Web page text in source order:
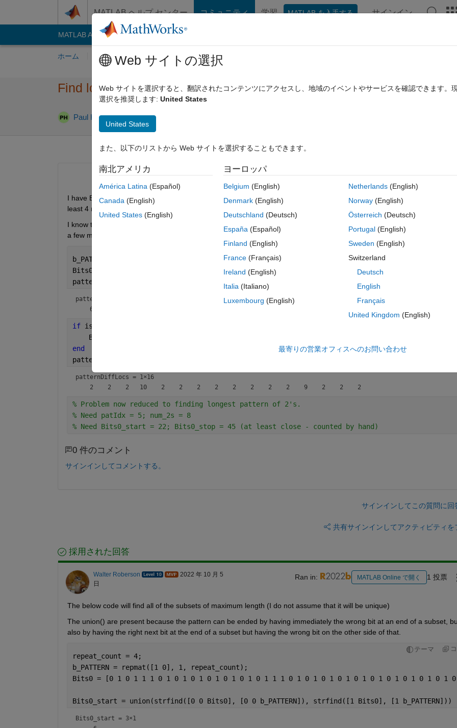
MATLAB ヘルプ センター コミュニティ 学習 MATLAB を入手する サインイン
MATLAB Answers File Exchange
ホーム 質問する 回答 閲覧 MATLAB に関する FAQ
Find longest pattern of [1 0] in array.
Paul Hoffrichter
Ran in: 0 投票
I have Bits0 array of 1's and 0's. I would like to get the start/stop indices of the largest sequence of 1 0's. Actually, I
least 4 repetitions of [1 0].
I know there are file exchange functions that I have heard about (but I am in an air-gap environment). Is it possible to
a few more lines of code to solve this problem? Here is what I have so far.
b_PATTERN = [1 0 1 0 1 0 1 0 ];
Bits0 = [0 1 0 1 1 1 0 1 0 1 0 1 0 1 0 1 0 1 0 1 1 1 0 1 0 1 0 1 0 1 0 1 0 1 0 1 0 1 0 1 0 1
patternLocs = uint32(strfind(Bits0, b_PATTERN ))
patternLocs =
if isempty(patternLocs)
    Bits0_start = [];
end
patternDiffLocs = diff( patternLocs )
patternDiffLocs = 1×16
% Problem now reduced to finding longest pattern of 2's.
% Need patIdx = 5; num_2s = 8
% Need Bits0_start = 22; Bits0_stop = 45 (at least close - counted by hand)
0 件のコメント
サインインしてコメントする。
サインインしてこの質問に回
共有サインインしてアクティビティを
採用された回答
Walter Roberson
2022 年 10 月 5
日
Ran in: MATLAB Online で開く 1 投票
The below code will find all of the subsets of maximum length (I do not assume that it will be unique)
The union() are present because the pattern can be ended by having immediately the wrong bit at an end of a subset,
also by having the right next bit at the end of a subset but having the wrong bit on the other side of that.
テーマ
repeat_count = 4;
b_PATTERN = repmat([1 0], 1, repeat_count);
Bits0 = [0 1 0 1 1 1 0 1 0 1 0 1 0 1 0 1 0 1 0 1 1 1 0 1 0 1 0 1 0 1 0 1 0 1 0 1 0 1 0 1 0 1
Bits0_start = union(strfind([0 0 Bits0], [0 0 b_PATTERN]), strfind([1 Bits0], [1 b_PATTERN]))
Bits0_start = 3×1
Web サイトの選択
Web サイトを選択すると、翻訳されたコンテンツにアクセスし、地域のイベントやサービスを確認できます。
選択を推奨します: United States
United States
また、以下のリストから Web サイトを選択することもできます。
南北アメリカ
América Latina (Español)
Canada (English)
United States (English)
ヨーロッパ
Belgium (English)
Denmark (English)
Deutschland (Deutsch)
España (Español)
Finland (English)
France (Français)
Ireland (English)
Italia (Italiano)
Luxembourg (English)
Netherlands(English)
Norway(English)
Österreich (Deutsch)
Portugal(English)
Sweden (English)
Switzerland
Deutsch
English
Français
United Kingdom (English)
最寄りの営業オフィスへのお問い合わせ